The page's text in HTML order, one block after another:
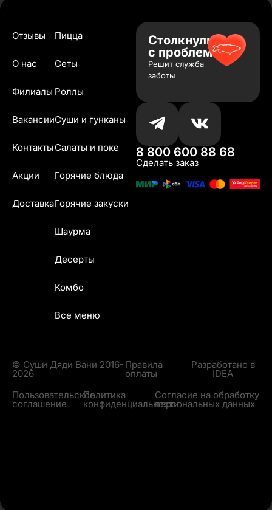
Отзывы
О нас
Филиалы
Вакансии
Контакты
Акции
Доставка
Пицца
Сеты
Роллы
Суши и гунканы
Салаты и поке
Горячие блюда
Горячие закуски
Шаурма
Десерты
Комбо
Все меню
Столкнулись
с проблемой?
Решит служба
заботы
8 800 600 88 68
Сделать заказ
© Суши Дяди Вани 2016-
2026
Правила
оплаты
Разработано в
IDEA
Пользовательское
соглашение
Политика
конфиденциальности
Согласие на обработку
персональных данных